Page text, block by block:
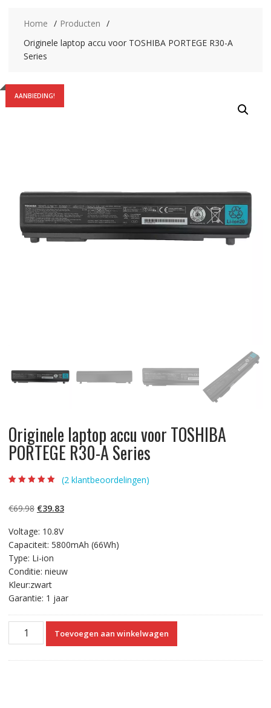
Home
Producten
Originele laptop accu voor TOSHIBA PORTEGE R30-A
Series
AANBIEDING!
Originele laptop accu voor TOSHIBA
PORTEGE R30-A Series
gebaseerd op
klantbeoordelinge
(2 klantbeoordelingen)
€69.98 Oorspronkelijke
was:
€69.98.
€39.83Huidige
€39.83.
Voltage: 10.8V
Capaciteit: 5800mAh (66Wh)
Type: Li-ion
Conditie: nieuw
Kleur:zwart
Garantie: 1 jaar
Originele
Toevoegen aan winkelwagen